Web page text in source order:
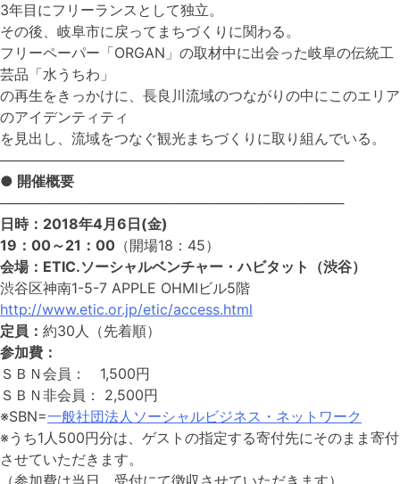
3年目にフリーランスとして独立。
その後、岐阜市に戻ってまちづくりに関わる。
フリーペーパー「ORGAN」の取材中に出会った岐阜の伝統工
芸品「水うちわ」
の再生をきっかけに、長良川流域のつながりの中にこのエリア
のアイデンティティ
を見出し、流域をつなぐ観光まちづくりに取り組んでいる。
───────────────────────────────────
● 開催概要
───────────────────────────────────
日時：2018年4月6日(金)
19：00～21：00 （開場18：45）
会場：ETIC.ソーシャルベンチャー・ハビタット（渋谷）
渋谷区神南1-5-7 APPLE OHMIビル5階
http://www.etic.or.jp/etic/access.html
定員： 約30人（先着順）
参加費：
ＳＢＮ会員： 1,500円
ＳＢＮ非会員： 2,500円
※SBN=一般社団法人ソーシャルビジネス・ネットワーク
※うち1人500円分は、ゲストの指定する寄付先にそのまま寄付
させていただきます。
（参加費は当日、受付にて徴収させていただきます）